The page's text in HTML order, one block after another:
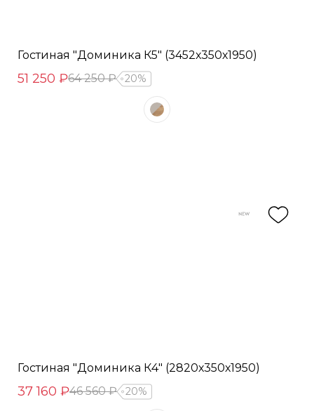
Гостиная "Доминика К5" (3452х350х1950)
51 250 ₽64 250 ₽ 20%
Гостиная "Доминика К4" (2820х350х1950)
37 160 ₽46 560 ₽ 20%